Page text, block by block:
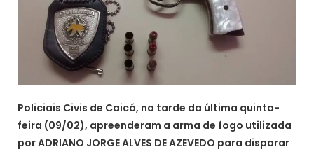
Policiais Civis de Caicó, na tarde da última quinta-
feira (09/02), apreenderam a arma de fogo utilizada
por ADRIANO JORGE ALVES DE AZEVEDO para disparar